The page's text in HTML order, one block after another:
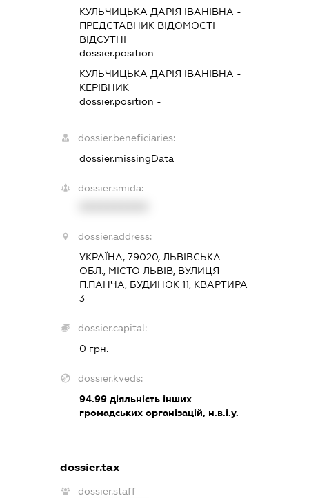
КУЛЬЧИЦЬКА ДАРІЯ ІВАНІВНА -
ПРЕДСТАВНИК ВІДОМОСТІ
ВІДСУТНІ
dossier.position -
КУЛЬЧИЦЬКА ДАРІЯ ІВАНІВНА -
КЕРІВНИК
dossier.position -
dossier.beneficiaries:
dossier.missingData
dossier.smida:
dossier.address:
УКРАЇНА, 79020, ЛЬВІВСЬКА
ОБЛ., МІСТО ЛЬВІВ, ВУЛИЦЯ
П.ПАНЧА, БУДИНОК 11, КВАРТИРА
3
dossier.capital:
0 грн.
dossier.kveds:
94.99 діяльність інших
громадських організацій, н.в.і.у.
dossier.tax
dossier.staff